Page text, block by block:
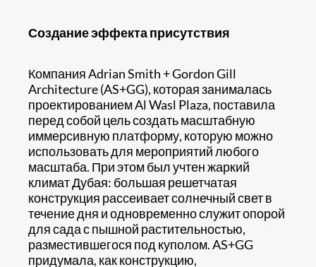
Создание эффекта присутствия
Компания Adrian Smith + Gordon Gill
Architecture (AS+GG), которая занималась
проектированием Al Wasl Plaza, поставила
перед собой цель создать масштабную
иммерсивную платформу, которую можно
использовать для мероприятий любого
масштаба. При этом был учтен жаркий
климат Дубая: большая решетчатая
конструкция рассеивает солнечный свет в
течение дня и одновременно служит опорой
для сада с пышной растительностью,
разместившегося под куполом. AS+GG
придумала, как конструкцию,